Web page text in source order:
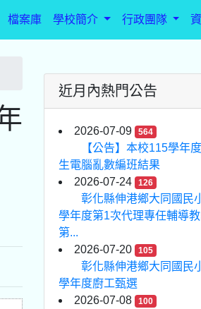
檔案庫 學校簡介 行政團隊
近月內熱門公告
2026-07-09 564
【公告】本校115學年
生電腦亂數編班結果
2026-07-24
126
彰化縣伸港鄉大同國民
學年度第1次代理專任輔導
第...
2026-07-20
105
彰化縣伸港鄉大同國民
學年度廚工甄選
2026-07-08
100